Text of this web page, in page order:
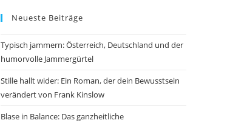
Neueste Beiträge
Typisch jammern: Österreich, Deutschland und der
humorvolle Jammergürtel
Stille hallt wider: Ein Roman, der dein Bewusstsein
verändert von Frank Kinslow
Blase in Balance: Das ganzheitliche